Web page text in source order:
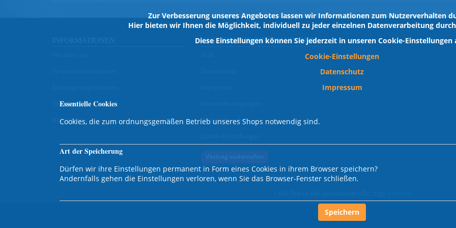
Zur Verbesserung unseres Angebotes lassen wir Informationen zum Nutzerverhalten
Hier bieten wir Ihnen die Möglichkeit, individuell zu jeder einzelnen Datenverarbeitung
Diese Einstellungen können Sie jederzeit in unseren Cookie-Einstellungen
Cookie-Einstellungen
Datenschutz
Impressum
Essentielle Cookies
Cookies, die zum ordnungsgemäßen Betrieb unseres Shops notwendig sind.
Art der Speicherung
Dürfen wir ihre Einstellungen permanent in Form eines Cookies in ihrem Browser speichern?
Andernfalls gehen die Einstellungen verloren, wenn Sie das Browser-Fenster schließen.
Speichern
Sitemap
Newsletter
GESETZLICHE INFORMATIONEN
Widerrufsrecht